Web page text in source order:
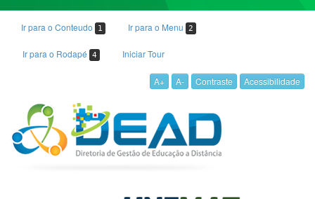
Ir para o Conteudo 1 Ir para o Menu 2
Ir para o Rodapé 4 Iniciar Tour
A+ A- Contraste Acessibilidade